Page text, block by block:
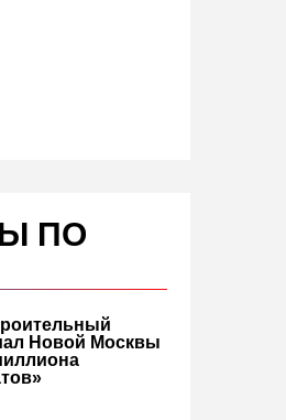
ПО
Новой Москвы